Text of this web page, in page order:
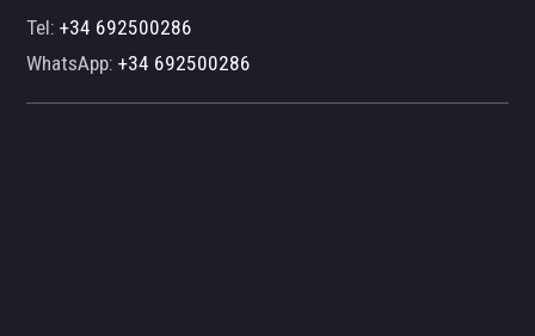
Tel:+34 692500286
WhatsApp:+34 692500286